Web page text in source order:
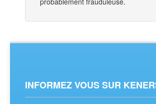
INFORMEZ VOUS SUR